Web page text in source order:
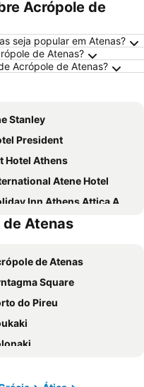
Acrópole de
seja popular em Atenas?
de Atenas?
Acrópole de Atenas?
Stanley
President
Hotel Athens
Atene Hotel
Inn Athens Attica Av. Airport West by IHG
Wyndham Grand Athens
Hotel Athens
Athens Hotel
Hotel
Hill Hotel
Asty
Atenas
de Atenas
Square
do Pireu
Port